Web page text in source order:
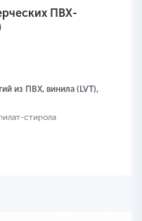
ПВХ-
из ПВХ, винила (LVT),
стирола